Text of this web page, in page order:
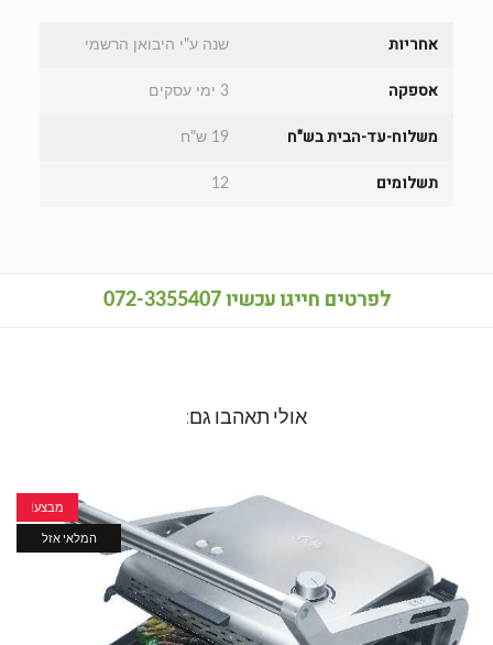
אחריות שנה ע"י היבואן הרשמי
אספקה 3 ימי עסקים
משלוח-עד-הבית בש"ח 19 ש"ח
תשלומים 12
לפרטים חייגו עכשיו072-3355407
אולי תאהבו גם:
מבצע!
המלאי אזל